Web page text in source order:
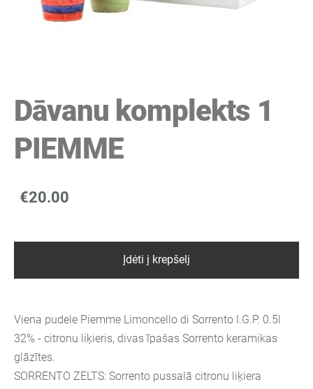
Dāvanu komplekts 1
PIEMME
€20.00
Įdėti į krepšelį
Viena pudele Piemme Limoncello di Sorrento I.G.P. 0.5l
32% - citronu liķieris, divas īpašas Sorrento keramikas
glāzītes.
SORRENTO ZELTS: Sorrento pussalā citronu liķiera